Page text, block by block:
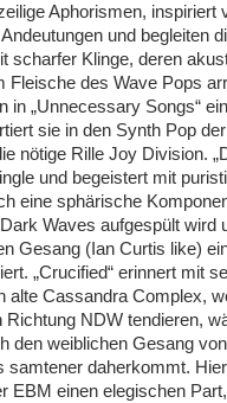
Aphorismen, inspiriert
und begleiten
scharfer Klinge, deren
Fleische des Wave Pops
in „Unnecessary Songs“
sie in den Synth Pop
nötige Rille Joy Division.
und begeistert mit
eine sphärische
Waves aufgespült wird
Gesang (Ian Curtis like)
„Crucified“ erinnert mit
alte Cassandra Complex,
Richtung NDW tendieren,
den weiblichen Gesang
samtener daherkommt.
EBM einen elegischen